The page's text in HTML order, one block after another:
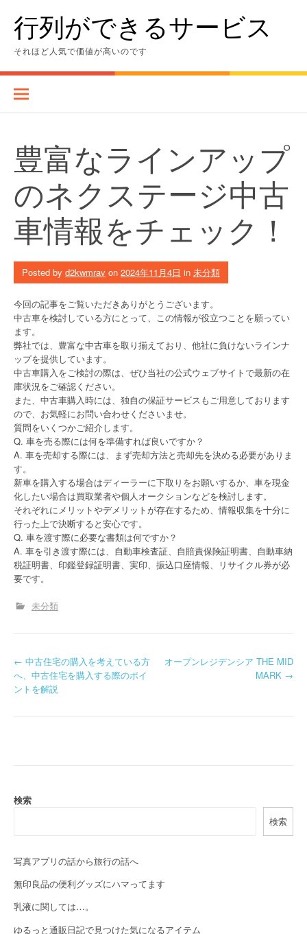
content行列ができるサービス
それほど人気で価値が高いのです
豊富なラインアップ
のネクステージ中古
車情報をチェック！
Posted by d2kwmrav on 2024年11月4日 in 未分類
今回の記事をご覧いただきありがとうございます。
中古車を検討している方にとって、この情報が役立つことを願ってい
ます。
弊社では、豊富な中古車を取り揃えており、他社に負けないラインナ
ップを提供しています。
中古車購入をご検討の際は、ぜひ当社の公式ウェブサイトで最新の在
庫状況をご確認ください。
また、中古車購入時には、独自の保証サービスもご用意しております
ので、お気軽にお問い合わせくださいませ。
質問をいくつかご紹介します。
Q. 車を売る際には何を準備すれば良いですか？
A. 車を売却する際には、まず売却方法と売却先を決める必要がありま
す。
新車を購入する場合はディーラーに下取りをお願いするか、車を現金
化したい場合は買取業者や個人オークションなどを検討します。
それぞれにメリットやデメリットが存在するため、情報収集を十分に
行った上で決断すると安心です。
Q. 車を渡す際に必要な書類は何ですか？
A. 車を引き渡す際には、自動車検査証、自賠責保険証明書、自動車納
税証明書、印鑑登録証明書、実印、振込口座情報、リサイクル券が必
要です。
未分類
P
o
a
g
a
t
← 中古住宅の購入を考えている方
へ、中古住宅を購入する際のポイ
ントを解説
オープンレジデンシア THE MID
MARK →
検索
検索
写真アプリの話から旅行の話へ
無印良品の便利グッズにハマってます
乳液に関しては…。
ゆるっと通販日記で見つけた気になるアイテム